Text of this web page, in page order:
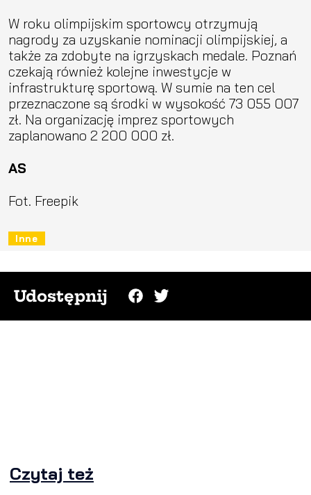
W roku olimpijskim sportowcy otrzymują
nagrody za uzyskanie nominacji olimpijskiej, a
także za zdobyte na igrzyskach medale. Poznań
czekają również kolejne inwestycje w
infrastrukturę sportową. W sumie na ten cel
przeznaczone są środki w wysokość 73 055 007
zł. Na organizację imprez sportowych
zaplanowano 2 200 000 zł.
AS
Fot. Freepik
Inne
Udostępnij
Czytaj też